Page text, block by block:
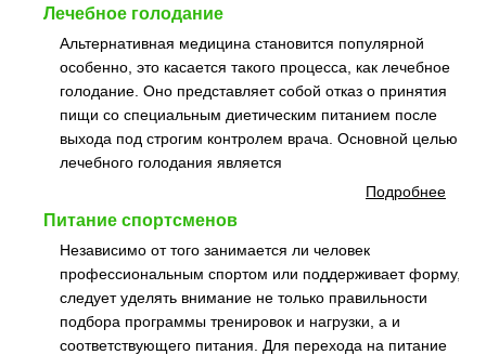
Лечебное голодание
Альтернативная медицина становится популярной
особенно, это касается такого процесса, как лечебное
голодание. Оно представляет собой отказ о принятия
пищи со специальным диетическим питанием после
выхода под строгим контролем врача. Основной целью
лечебного голодания является
Подробнее
Питание спортсменов
Независимо от того занимается ли человек
профессиональным спортом или поддерживает форму,
следует уделять внимание не только правильности
подбора программы тренировок и нагрузки, а и
соответствующего питания. Для перехода на питание